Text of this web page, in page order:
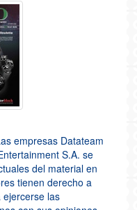
empresas Datateam
S.A. se
del material en
tienen derecho a
ejercerse las